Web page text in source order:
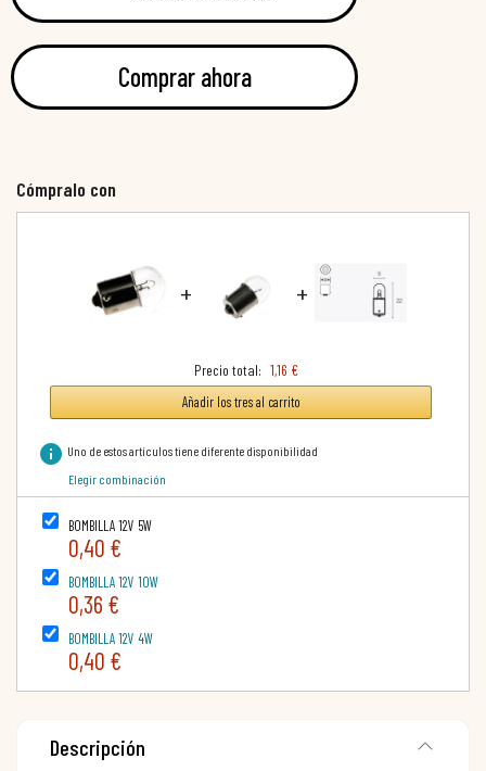
Comprar ahora
Cómpralo con
+ +
Precio total: 1,16 €
Añadir los tres al carrito
info Uno de estos artículos tiene diferente disponibilidad
Elegir combinación
BOMBILLA 12V 5W
0,40 €
BOMBILLA 12V 10W
0,36 €
BOMBILLA 12V 4W
0,40 €
Descripción